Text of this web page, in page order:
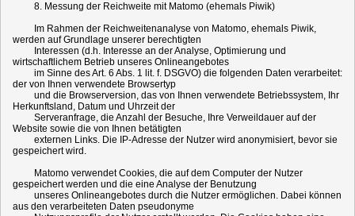
8. Messung der Reichweite mit Matomo (ehemals Piwik)
Im Rahmen der Reichweitenanalyse von Matomo, ehemals Piwik,
werden auf Grundlage unserer berechtigten
Interessen (d.h. Interesse an der Analyse, Optimierung und
wirtschaftlichem Betrieb unseres Onlineangebotes
im Sinne des Art. 6 Abs. 1 lit. f. DSGVO) die folgenden Daten verarbeitet:
der von Ihnen verwendete Browsertyp
und die Browserversion, das von Ihnen verwendete Betriebssystem, Ihr
Herkunftsland, Datum und Uhrzeit der
Serveranfrage, die Anzahl der Besuche, Ihre Verweildauer auf der
Website sowie die von Ihnen betätigten
externen Links. Die IP-Adresse der Nutzer wird anonymisiert, bevor sie
gespeichert wird.
Matomo verwendet Cookies, die auf dem Computer der Nutzer
gespeichert werden und die eine Analyse der Benutzung
unseres Onlineangebotes durch die Nutzer ermöglichen. Dabei können
aus den verarbeiteten Daten pseudonyme